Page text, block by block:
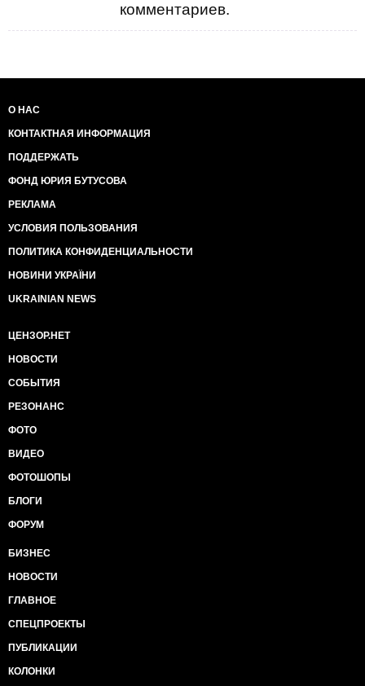
комментариев.
О НАС
КОНТАКТНАЯ ИНФОРМАЦИЯ
ПОДДЕРЖАТЬ
ФОНД ЮРИЯ БУТУСОВА
РЕКЛАМА
УСЛОВИЯ ПОЛЬЗОВАНИЯ
ПОЛИТИКА КОНФИДЕНЦИАЛЬНОСТИ
НОВИНИ УКРАЇНИ
UKRAINIAN NEWS
ЦЕНЗОР.НЕТ
НОВОСТИ
СОБЫТИЯ
РЕЗОНАНС
ФОТО
ВИДЕО
ФОТОШОПЫ
БЛОГИ
ФОРУМ
БИЗНЕС
НОВОСТИ
ГЛАВНОЕ
СПЕЦПРОЕКТЫ
ПУБЛИКАЦИИ
КОЛОНКИ